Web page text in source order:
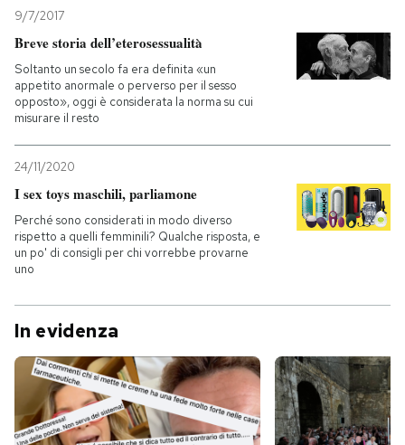
9/7/2017
Breve storia dell’eterosessualità
Soltanto un secolo fa era definita «un
appetito anormale o perverso per il sesso
opposto», oggi è considerata la norma su cui
misurare il resto
24/11/2020
I sex toys maschili, parliamone
Perché sono considerati in modo diverso
rispetto a quelli femminili? Qualche risposta, e
un po' di consigli per chi vorrebbe provarne
uno
In evidenza